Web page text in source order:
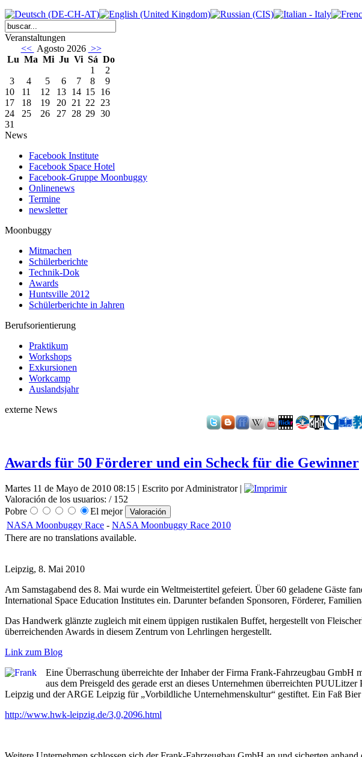
Veranstaltungen
<< Agosto 2026 >>
Lu Ma Mi Ju Vi Sá Do
1
2
3
4 5 6 7 8
9
10
11 12 13 14 15 16
17
18 19 20 21 22 23
24
25 26 27 28 29 30
31
News
Facebook Institute
Facebook Space Hotel
Facebook-Gruppe Moonbuggy
Onlinenews
Termine
newsletter
Moonbuggy
Mitmachen
Schülerberichte
Technik-Dok
Awards
Huntsville 2012
Schülerberichte in Jahren
Berufsorientierung
Praktikum
Workshops
Exkursionen
Workcamp
Auslandsjahr
externe News
Awards für 50 Förderer und ein Scheck für die Gewinner
Martes 11 de Mayo de 2010 08:15 | Escrito por Administrator |
Valoración de los usuarios: / 152
Pobre
El mejor
NASA Moonbuggy Race - NASA Moonbuggy Race 2010
There are no translations available.
Leipzig, 8. Mai 2010
Am Samstagabend des 8. Mai wurde ein Weltmeistertitel gefeiert. Über 60 geladene Gäste
International Space Education Institutes ein. Darunter befanden Sponsoren, Förderer,
Das Handwerk glänzte zugleich mit einem üppigen rustikalen Buffet, hergestellt von
überreichenden Awards in diesem Zentrum von Lehrlingen hergestellt.
Link zum Blog
Eine Überraschung überreichte der Inhaber der Firma Frank-Fahrzeugbau GmbH
aus dem Preisgeld des gerade erst an dieses Unternehmen überreichten
Leipzig und der ARGE Leipzig für „Vorbildliche Unternehmenskultur“ gestiftet. Ein Faß Bier
http://www.hwk-leipzig.de/3,0,2096.html